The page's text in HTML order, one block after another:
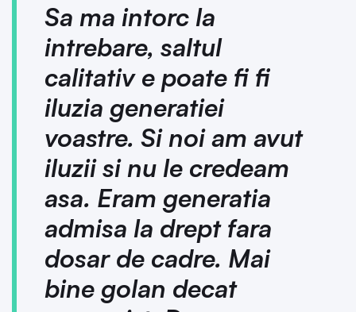
Sa ma intorc la
intrebare, saltul
calitativ e poate fi fi
iluzia generatiei
voastre. Si noi am avut
iluzii si nu le credeam
asa. Eram generatia
admisa la drept fara
dosar de cadre. Mai
bine golan decat